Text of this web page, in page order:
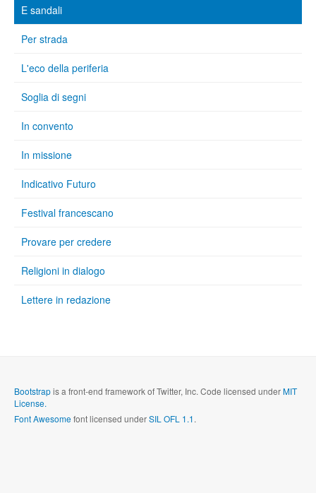
E sandali
Per strada
L'eco della periferia
Soglia di segni
In convento
In missione
Indicativo Futuro
Festival francescano
Provare per credere
Religioni in dialogo
Lettere in redazione
Bootstrapis a front-end framework of Twitter, Inc. Code licensed underMIT
License.
Font Awesomefont licensed underSIL OFL 1.1.